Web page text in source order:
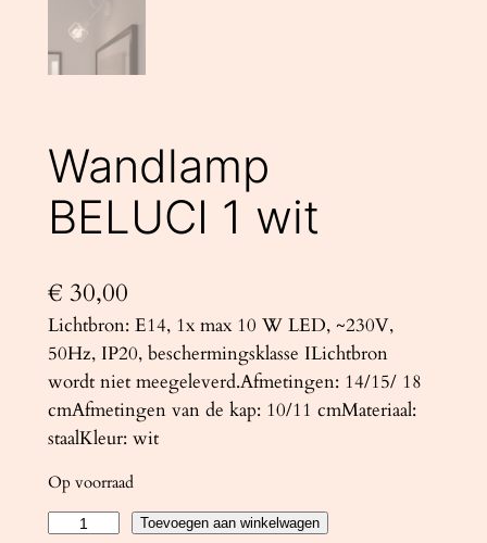
Wandlamp
BELUCI 1 wit
€ 30,00
Lichtbron: E14, 1x max 10 W LED, ~230V,
50Hz, IP20, beschermingsklasse ILichtbron
wordt niet meegeleverd.Afmetingen: 14/15/ 18
cmAfmetingen van de kap: 10/11 cmMateriaal:
staalKleur: wit
Op voorraad
Toevoegen aan winkelwagen